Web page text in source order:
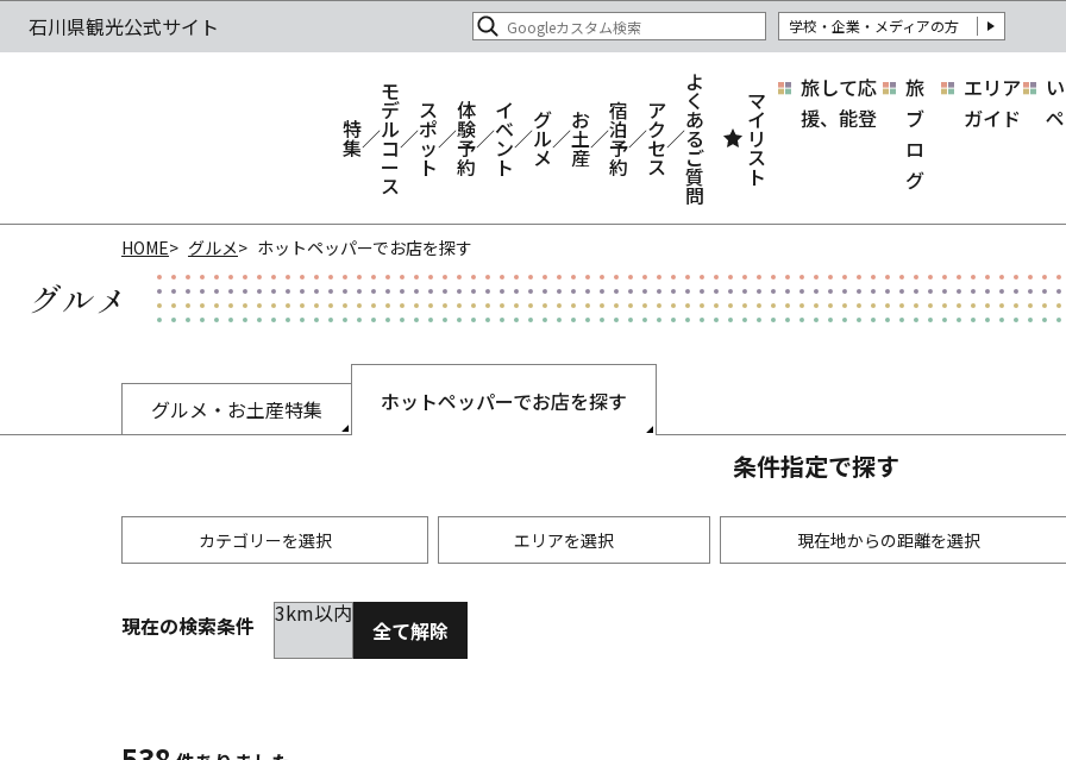
学校・企業・メディアの方
特
集
モ
デ
ル
コ
ー
ス
ス
ポ
ッ
ト
体
験
予
約
イ
ベ
ン
ト
グ
ル
メ
お
土
産
宿
泊
予
約
ア
ク
セ
ス
よ
く
あ
る
ご
質
問
マ
イ
リ
ス
ト
旅して応
援、能登
旅
ブ
ロ
グ
エリア
ガイド
HOME グルメ ホットペッパーでお店を探す
グルメ
グルメ・お土産特集 ホットペッパーでお店を探す
条件指定で探す
カテゴリーを選択 エリアを選択 現在地からの距離を選択
居酒屋
金沢(片町･香林坊･にし茶屋周辺)
未選択
現在の検索条件 3km以内
全て解除